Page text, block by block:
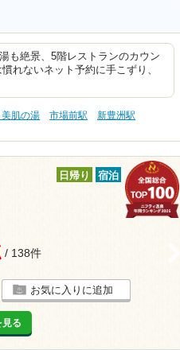
も絶景、5階レストランのカウン
れないネット予約に手こずり、
肌の湯 市場前駅
新豊洲駅
日帰り 宿泊
/ 138件
お気に入りに追加
る